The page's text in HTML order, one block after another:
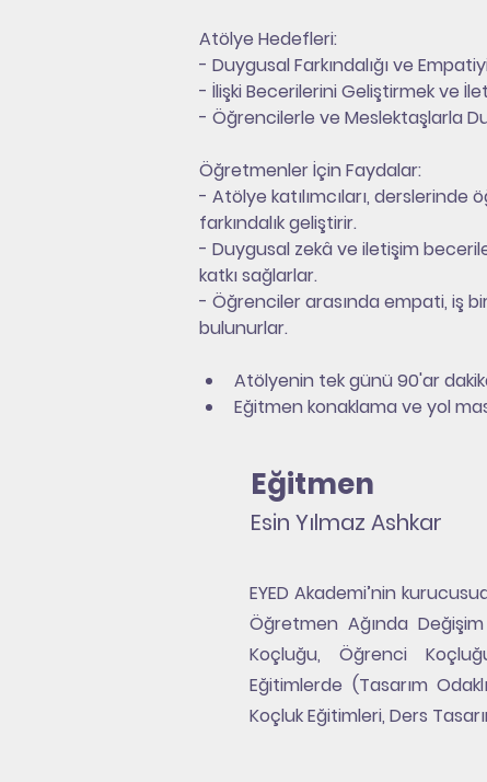
Atölye Hedefleri:
- Duygusal Farkındalığı ve
- İlişki Becerilerini Geliştirmek ve
- Öğrencilerle ve Meslektaşlarla
Öğretmenler İçin Faydalar:
- Atölye katılımcıları,
farkındalık geliştirir.
- Duygusal zekâ ve iletişim
katkı sağlarlar.
- Öğrenciler arasında empati, iş
bulunurlar.
Atölyenin tek günü 90'ar
Eğitmen konaklama ve yol
Eğitmen
Esin Yılmaz Ashkar
EYED Akademi’nin
Öğretmen Ağında
Koçluğu, Öğrenci
Eğitimlerde (Tasarım
Koçluk Eğitimleri, Ders